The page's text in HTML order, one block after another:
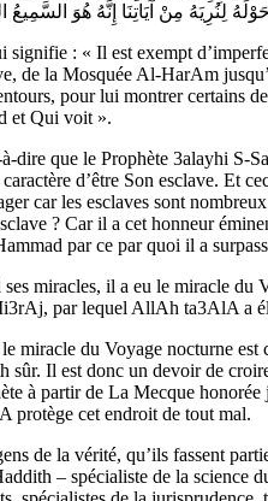
signifie : « Il est exempt
de la Mosquée Al-HarAm
pour lui montrer certains
et Qui voit ».
à-dire que le Prophète 3alayhi S-
d’être Son esclave. Et
car les esclaves sont
? Car il a cet honneur
par ce par quoi il a
ses miracles, il a eu le miracle du
par lequel AllAh ta3AlA a
miracle du Voyage nocturne
sûr. Il est donc un devoir de
à partir de La Mecque
protège cet endroit de tout mal.
de la vérité, qu’ils fassent
– spécialiste de la science